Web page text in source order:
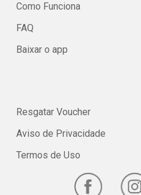
Como Funciona
FAQ
Baixar o app
Resgatar Voucher
Aviso de Privacidade
Termos de Uso